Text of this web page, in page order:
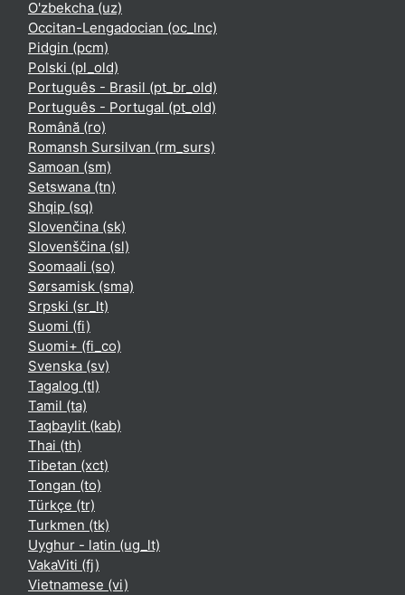
O'zbekcha ‎(uz)‎
Occitan-Lengadocian ‎(oc_lnc)‎
Pidgin ‎(pcm)‎
Polski ‎(pl_old)‎
Português - Brasil ‎(pt_br_old)‎
Português - Portugal ‎(pt_old)‎
Română ‎(ro)‎
Romansh Sursilvan ‎(rm_surs)‎
Samoan ‎(sm)‎
Setswana ‎(tn)‎
Shqip ‎(sq)‎
Slovenčina ‎(sk)‎
Slovenščina ‎(sl)‎
Soomaali ‎(so)‎
Sørsamisk ‎(sma)‎
Srpski ‎(sr_lt)‎
Suomi ‎(fi)‎
Suomi+ ‎(fi_co)‎
Svenska ‎(sv)‎
Tagalog ‎(tl)‎
Tamil ‎(ta)‎
Taqbaylit ‎(kab)‎
Thai ‎(th)‎
Tibetan ‎(xct)‎
Tongan ‎(to)‎
Türkçe ‎(tr)‎
Turkmen ‎(tk)‎
Uyghur - latin ‎(ug_lt)‎
VakaViti ‎(fj)‎
Vietnamese ‎(vi)‎